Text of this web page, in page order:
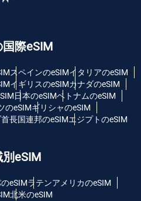
国際eSIM
スペインのeSIMイタリアのeSIM
イギリスのeSIMカナダのeSIM
日本のeSIMベトナムのeSIM
のeSIMギリシャのeSIM
長国連邦のeSIMエジプトのeSIM
eSIM
eSIMラテンアメリカのeSIM
北米のeSIM